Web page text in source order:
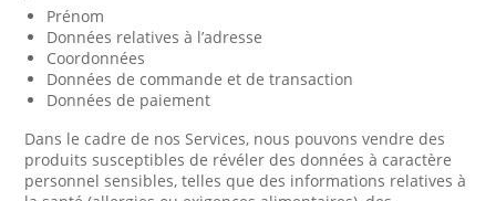
Prénom
Données relatives à l’adresse
Coordonnées
Données de commande et de transaction
Données de paiement
Dans le cadre de nos Services, nous pouvons vendre des
produits susceptibles de révéler des données à caractère
personnel sensibles, telles que des informations relatives à